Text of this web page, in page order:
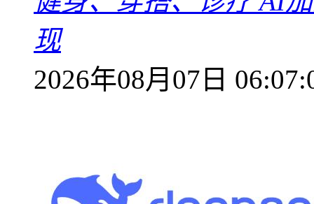
现
2026年08月07日